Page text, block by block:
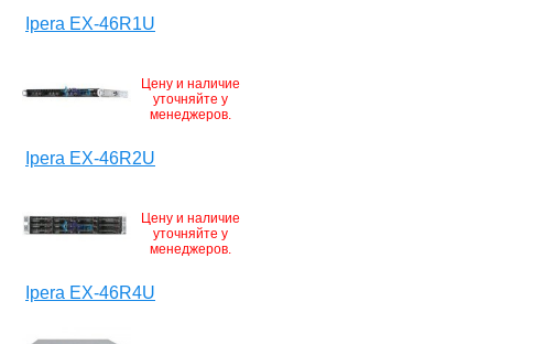
Ipera EX-46R1U
Цену и наличие
уточняйте у
менеджеров.
Ipera EX-46R2U
Цену и наличие
уточняйте у
менеджеров.
Ipera EX-46R4U